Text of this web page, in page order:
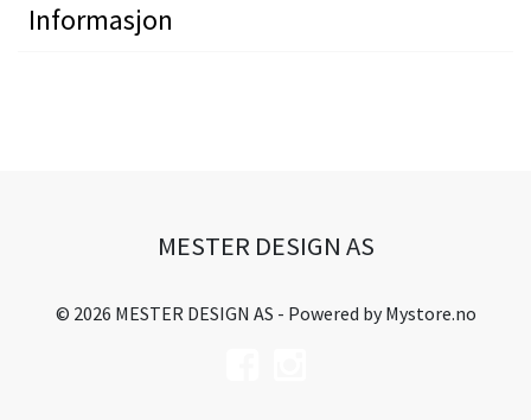
Informasjon
MESTER DESIGN AS
© 2026 MESTER DESIGN AS - Powered byMystore.no